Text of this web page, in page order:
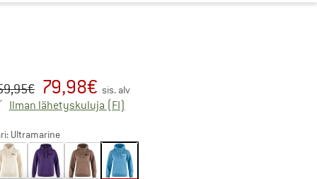
hinta :
€ 79,98€ sis. alv
Ilman lähetyskuluja (FI)
Ultramarine